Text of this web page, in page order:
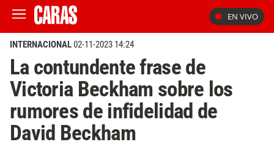
EN VIVO
INTERNACIONAL02-11-2023 14:24
La contundente frase de
Victoria Beckham sobre los
rumores de infidelidad de
David Beckham